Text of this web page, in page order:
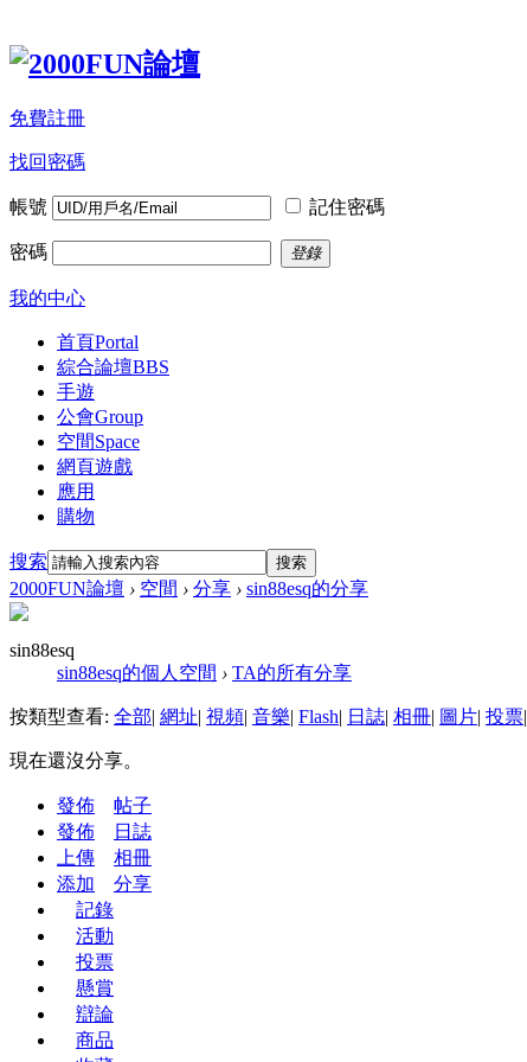
免費註冊
找回密碼
帳號 記住密碼
密碼 登錄
我的中心
首頁Portal
綜合論壇BBS
手遊
公會Group
空間Space
網頁遊戲
應用
購物
搜索 搜索
2000FUN論壇 › 空間 › 分享 › sin88esq的分享
sin88esq
sin88esq的個人空間 › TA的所有分享
按類型查看: 全部| 網址| 視頻| 音樂| Flash| 日誌| 相冊| 圖片| 投票|
現在還沒分享。
發佈
帖子
發佈
日誌
上傳
相冊
添加
分享
記錄
活動
投票
懸賞
辯論
商品